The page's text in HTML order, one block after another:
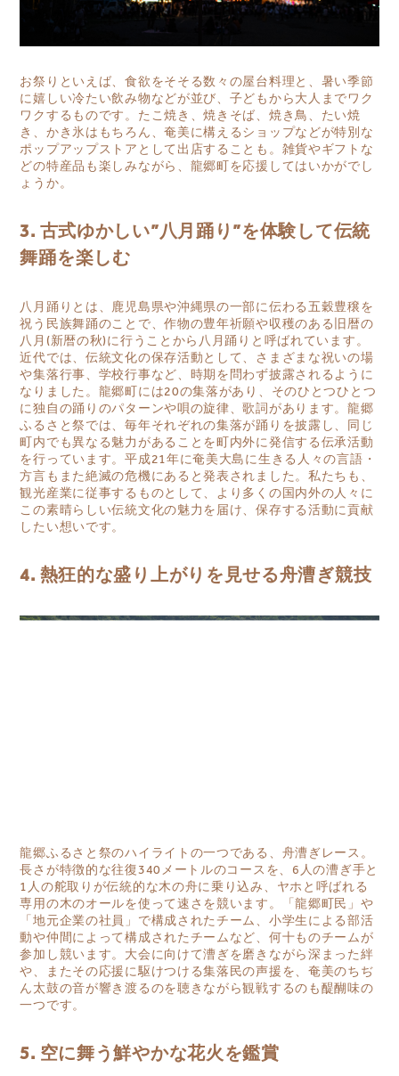
お祭りといえば、食欲をそそる数々の屋台料理と、暑い季節
に嬉しい冷たい飲み物などが並び、子どもから大人までワク
ワクするものです。たこ焼き、焼きそば、焼き鳥、たい焼
き、かき氷はもちろん、奄美に構えるショップなどが特別な
ポップアップストアとして出店することも。雑貨やギフトな
どの特産品も楽しみながら、龍郷町を応援してはいかがでし
ょうか。
3. 古式ゆかしい”八月踊り”を体験して伝統
舞踊を楽しむ
八月踊りとは、鹿児島県や沖縄県の一部に伝わる五穀豊穣を
祝う民族舞踊のことで、作物の豊年祈願や収穫のある旧暦の
八月(新暦の秋)に行うことから八月踊りと呼ばれています。
近代では、伝統文化の保存活動として、さまざまな祝いの場
や集落行事、学校行事など、時期を問わず披露されるように
なりました。龍郷町には20の集落があり、そのひとつひとつ
に独自の踊りのパターンや唄の旋律、歌詞があります。龍郷
ふるさと祭では、毎年それぞれの集落が踊りを披露し、同じ
町内でも異なる魅力があることを町内外に発信する伝承活動
を行っています。平成21年に奄美大島に生きる人々の言語・
方言もまた絶滅の危機にあると発表されました。私たちも、
観光産業に従事するものとして、より多くの国内外の人々に
この素晴らしい伝統文化の魅力を届け、保存する活動に貢献
したい想いです。
4. 熱狂的な盛り上がりを見せる舟漕ぎ競技
龍郷ふるさと祭のハイライトの一つである、舟漕ぎレース。
長さが特徴的な往復340メートルのコースを、6人の漕ぎ手と
1人の舵取りが伝統的な木の舟に乗り込み、ヤホと呼ばれる
専用の木のオールを使って速さを競います。「龍郷町民」や
「地元企業の社員」で構成されたチーム、小学生による部活
動や仲間によって構成されたチームなど、何十ものチームが
参加し競います。大会に向けて漕ぎを磨きながら深まった絆
や、またその応援に駆けつける集落民の声援を、奄美のちぢ
ん太鼓の音が響き渡るのを聴きながら観戦するのも醍醐味の
一つです。
5. 空に舞う鮮やかな花火を鑑賞